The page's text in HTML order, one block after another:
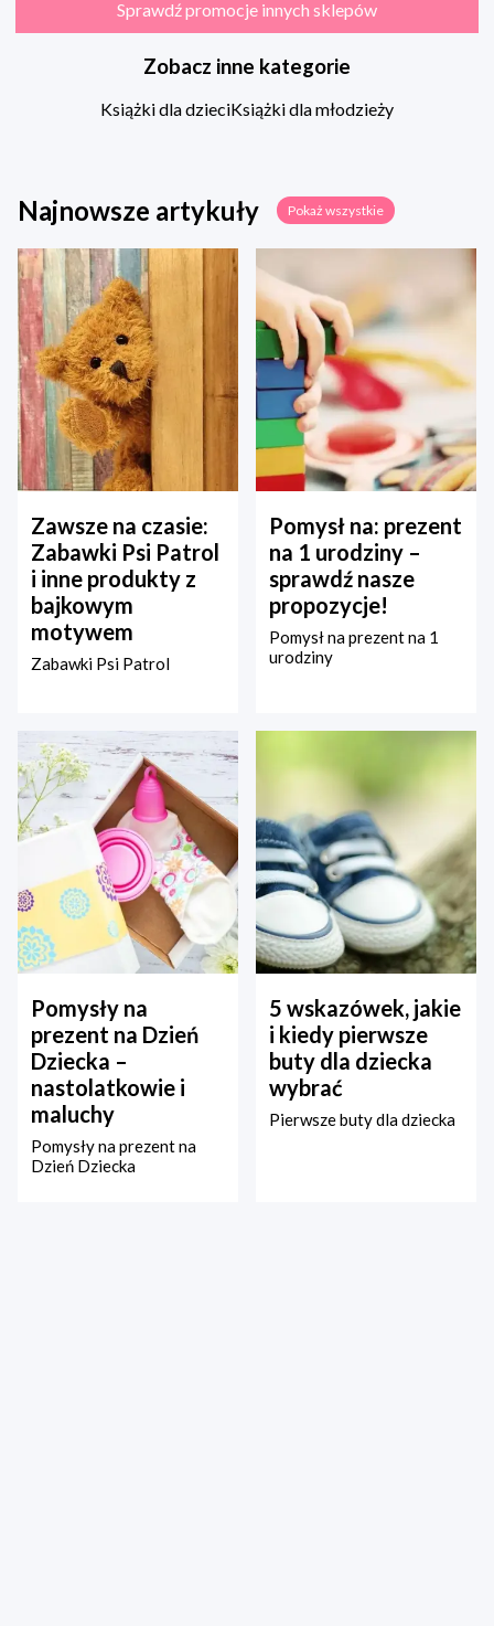
Sprawdź promocje innych sklepów
Zobacz inne kategorie
Książki dla dzieciKsiążki dla młodzieży
Najnowsze artykuły Pokaż wszystkie
Zawsze na czasie:
Zabawki Psi Patrol
i inne produkty z
bajkowym
motywem
Zabawki Psi Patrol
Pomysł na: prezent
na 1 urodziny –
sprawdź nasze
propozycje!
Pomysł na prezent na 1
urodziny
Pomysły na
prezent na Dzień
Dziecka –
nastolatkowie i
maluchy
Pomysły na prezent na
Dzień Dziecka
5 wskazówek, jakie
i kiedy pierwsze
buty dla dziecka
wybrać
Pierwsze buty dla dziecka